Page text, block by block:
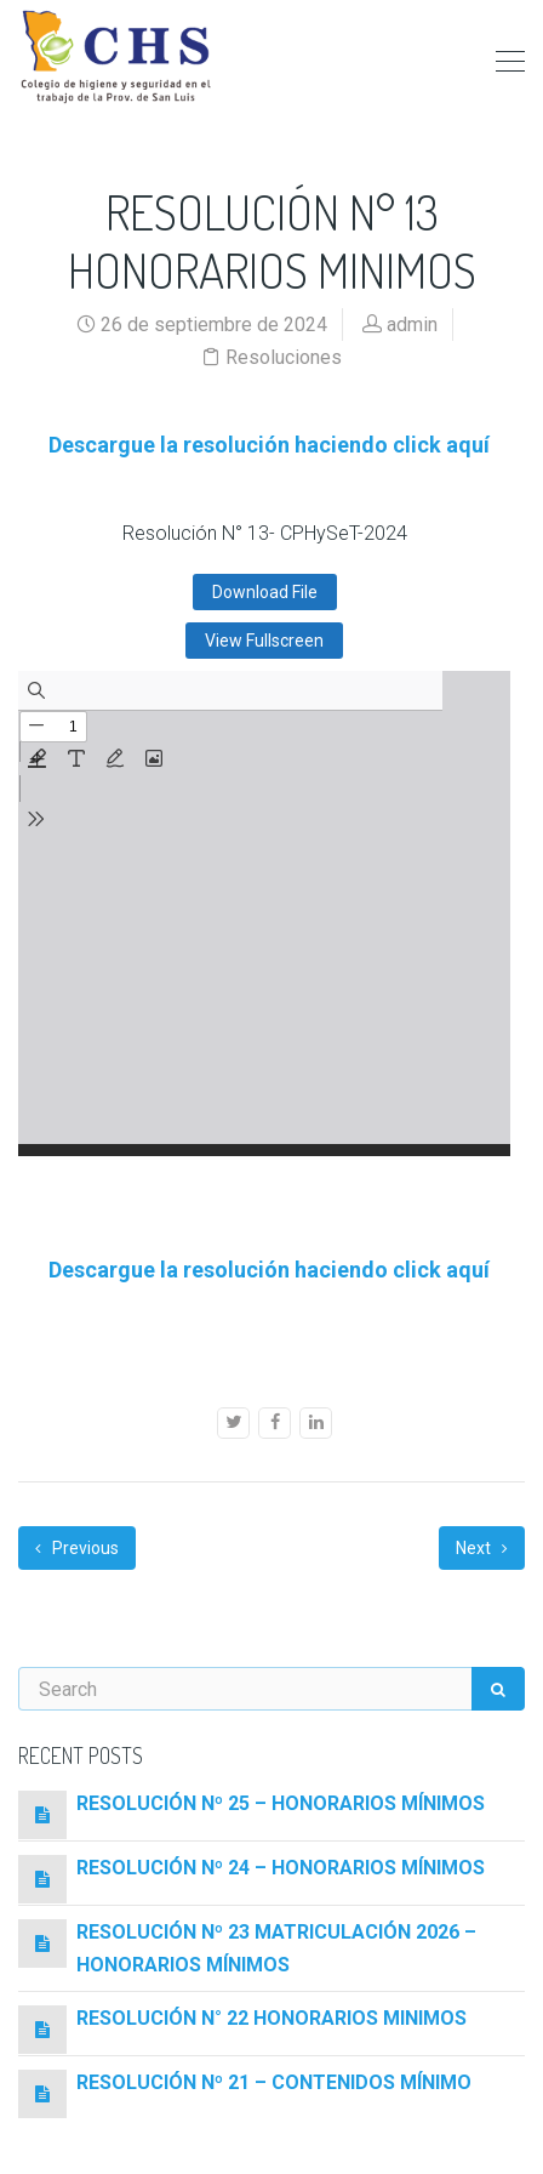
RESOLUCIÓN N° 13
HONORARIOS MINIMOS
26 de septiembre de 2024
admin
Resoluciones
Descargue la resolución haciendo click aquí
Resolución N° 13- CPHySeT-2024
Download File
View Fullscreen
Descargue la resolución haciendo click aquí
Previous Next
RECENT POSTS
RESOLUCIÓN Nº 25 – HONORARIOS MÍNIMOS
RESOLUCIÓN Nº 24 – HONORARIOS MÍNIMOS
RESOLUCIÓN Nº 23 MATRICULACIÓN 2026 –
HONORARIOS MÍNIMOS
RESOLUCIÓN N° 22 HONORARIOS MINIMOS
RESOLUCIÓN Nº 21 – CONTENIDOS MÍNIMO